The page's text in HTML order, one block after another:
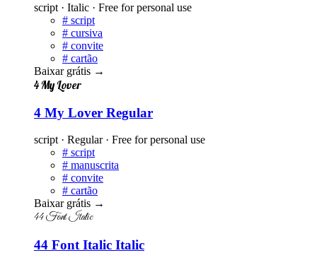
script · Italic · Free for personal use
# script
# cursiva
# convite
# cartão
Baixar grátis →
4 My Lover
4 My Lover Regular
script · Regular · Free for personal use
# script
# manuscrita
# convite
# cartão
Baixar grátis →
44 Font Italic
44 Font Italic Italic